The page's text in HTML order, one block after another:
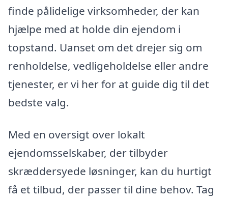
finde pålidelige virksomheder, der kan
hjælpe med at holde din ejendom i
topstand. Uanset om det drejer sig om
renholdelse, vedligeholdelse eller andre
tjenester, er vi her for at guide dig til det
bedste valg.
Med en oversigt over lokalt
ejendomsselskaber, der tilbyder
skræddersyede løsninger, kan du hurtigt
få et tilbud, der passer til dine behov. Tag